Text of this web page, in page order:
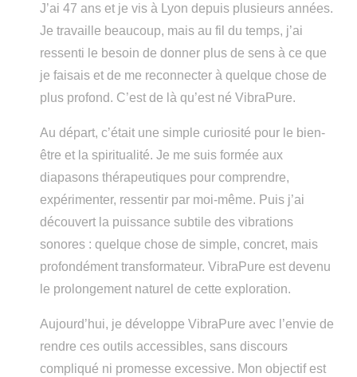
J’ai 47 ans et je vis à Lyon depuis plusieurs années.
Je travaille beaucoup, mais au fil du temps, j’ai
ressenti le besoin de donner plus de sens à ce que
je faisais et de me reconnecter à quelque chose de
plus profond. C’est de là qu’est né VibraPure.
Au départ, c’était une simple curiosité pour le bien-
être et la spiritualité. Je me suis formée aux
diapasons thérapeutiques pour comprendre,
expérimenter, ressentir par moi-même. Puis j’ai
découvert la puissance subtile des vibrations
sonores : quelque chose de simple, concret, mais
profondément transformateur. VibraPure est devenu
le prolongement naturel de cette exploration.
Aujourd’hui, je développe VibraPure avec l’envie de
rendre ces outils accessibles, sans discours
compliqué ni promesse excessive. Mon objectif est